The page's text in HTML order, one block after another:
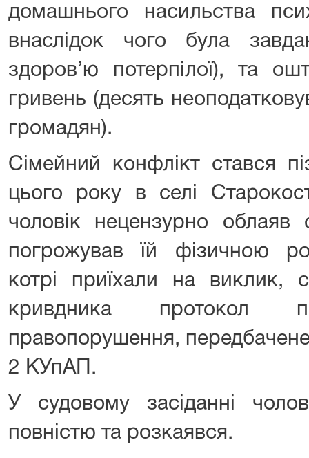
домашнього насильства
внаслідок чого була
здоров’ю потерпілої), та
гривень (десять
громадян).
Сімейний конфлікт стався
цього року в селі
чоловік нецензурно
погрожував їй фізичною
котрі приїхали на виклик,
кривдника протокол
правопорушення,
2 КУпАП.
У судовому засіданні
повністю та розкаявся.